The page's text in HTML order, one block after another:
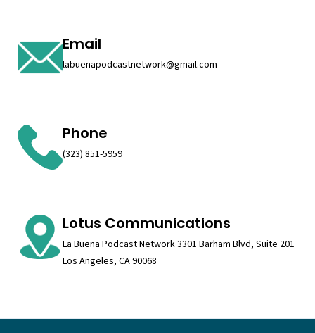
Email
labuenapodcastnetwork@gmail.com
Phone
(323) 851-5959
Lotus Communications
La Buena Podcast Network 3301 Barham Blvd, Suite 201
Los Angeles, CA 90068